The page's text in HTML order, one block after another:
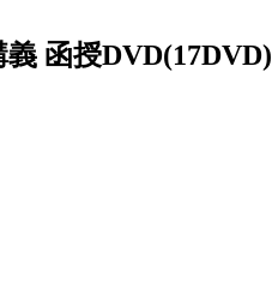
函授DVD(17DVD)